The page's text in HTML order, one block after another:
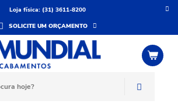
Loja física: (31) 3611-8200
SOLICITE UM ORÇAMENTO